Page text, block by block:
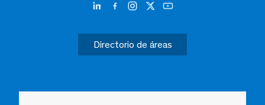
Directorio de áreas